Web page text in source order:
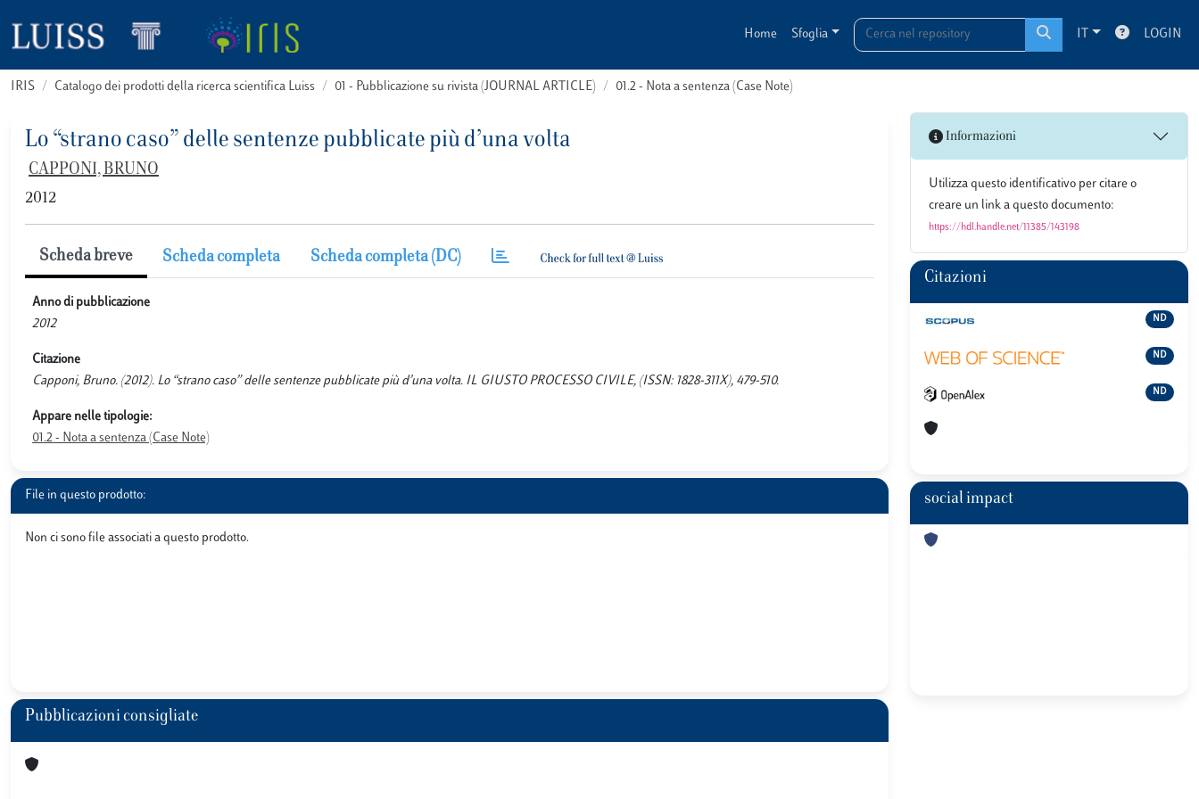
Home Sfoglia IT LOGIN
IRIS Catalogo dei prodotti della ricerca scientifica Luiss 01 - Pubblicazione su rivista (JOURNAL ARTICLE) 01.2 - Nota a sentenza (Case Note)
Lo “strano caso” delle sentenze pubblicate più d’una volta
CAPPONI, BRUNO
2012
Scheda breve Scheda completa Scheda completa (DC)
Anno di pubblicazione
2012
Citazione
Capponi, Bruno. (2012). Lo “strano caso” delle sentenze pubblicate più d’una volta. IL GIUSTO PROCESSO CIVILE, (ISSN: 1828-311X), 479-510.
Appare nelle tipologie:
01.2 - Nota a sentenza (Case Note)
File in questo prodotto:
Non ci sono file associati a questo prodotto.
Pubblicazioni consigliate
Informazioni
Utilizza questo identificativo per citare o
creare un link a questo documento:
https://hdl.handle.net/11385/143198
Citazioni
ND
ND
ND
social impact